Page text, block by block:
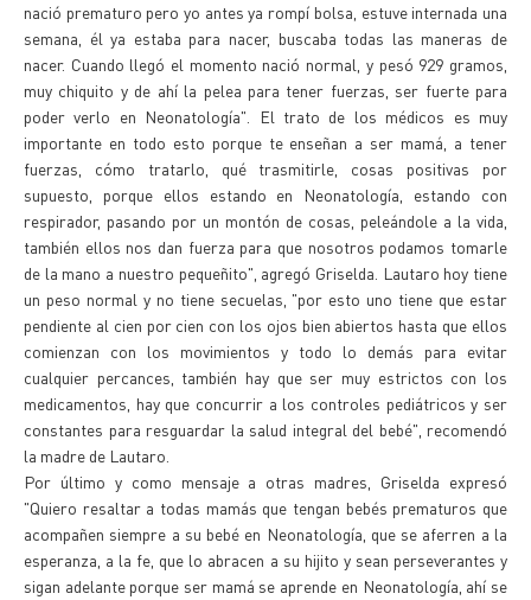
nació prematuro pero yo antes ya rompí bolsa, estuve internada una
semana, él ya estaba para nacer, buscaba todas las maneras de
nacer. Cuando llegó el momento nació normal, y pesó 929 gramos,
muy chiquito y de ahí la pelea para tener fuerzas, ser fuerte para
poder verlo en Neonatología". El trato de los médicos es muy
importante en todo esto porque te enseñan a ser mamá, a tener
fuerzas, cómo tratarlo, qué trasmitirle, cosas positivas por
supuesto, porque ellos estando en Neonatología, estando con
respirador, pasando por un montón de cosas, peleándole a la vida,
también ellos nos dan fuerza para que nosotros podamos tomarle
de la mano a nuestro pequeñito", agregó Griselda. Lautaro hoy tiene
un peso normal y no tiene secuelas, "por esto uno tiene que estar
pendiente al cien por cien con los ojos bien abiertos hasta que ellos
comienzan con los movimientos y todo lo demás para evitar
cualquier percances, también hay que ser muy estrictos con los
medicamentos, hay que concurrir a los controles pediátricos y ser
constantes para resguardar la salud integral del bebé", recomendó
la madre de Lautaro.
Por último y como mensaje a otras madres, Griselda expresó
"Quiero resaltar a todas mamás que tengan bebés prematuros que
acompañen siempre a su bebé en Neonatología, que se aferren a la
esperanza, a la fe, que lo abracen a su hijito y sean perseverantes y
sigan adelante porque ser mamá se aprende en Neonatología, ahí se